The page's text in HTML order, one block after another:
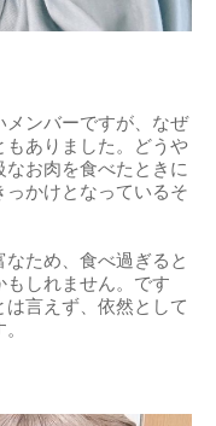
ンバーですが、なぜ
もありました。どうや
お肉を食べたときに
っかけとなっているそ
ため、食べ過ぎると
しれません。です
言えず、依然として